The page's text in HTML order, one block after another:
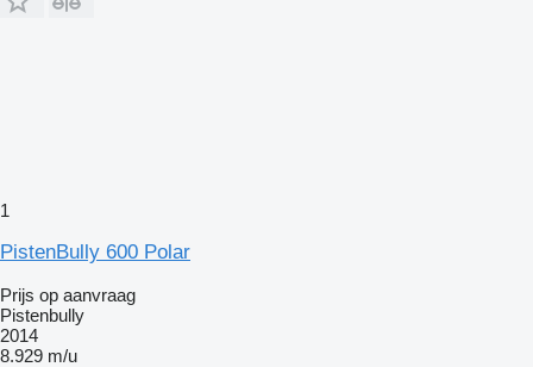
1
PistenBully 600 Polar
Prijs op aanvraag
Pistenbully
2014
8.929 m/u